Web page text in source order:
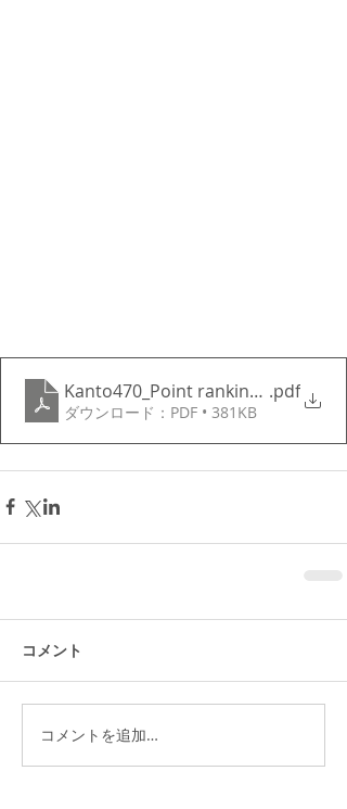
Kanto470_Point ranking2022
.pdf
ダウンロード：PDF • 381KB
コメント
コメントを追加…